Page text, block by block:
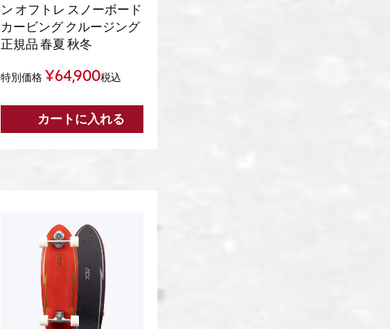
ン オフトレ スノーボード
カービング クルージング
正規品 春夏 秋冬
特別価格 ¥64,900税込
カートに入れる